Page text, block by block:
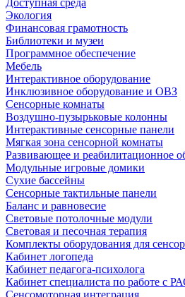
Доступная среда
Экология
Финансовая грамотность
Библиотеки и музеи
Программное обеспечение
Мебель
Интерактивное оборудование
Инклюзивное оборудование и ОВЗ
Cенсорные комнаты
Воздушно-пузырьковые колонны
Интерактивные сенсорные панели
Мягкая зона сенсорной комнаты
Развивающее и реабилитационное
Модульные игровые домики
Сухие бассейны
Сенсорные тактильные панели
Баланс и равновесие
Световые потолочные модули
Световая и песочная терапия
Комплекты оборудования для
Кабинет логопеда
Кабинет педагога-психолога
Кабинет специалиста по работе с
Сенсомоторная интеграция